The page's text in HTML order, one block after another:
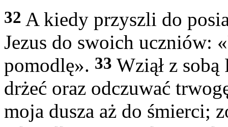
32 A kiedy przyszli do
Jezus do swoich uczniów:
pomodlę». 33 Wziął z sobą
drżeć oraz odczuwać
moja dusza aż do śmierci;